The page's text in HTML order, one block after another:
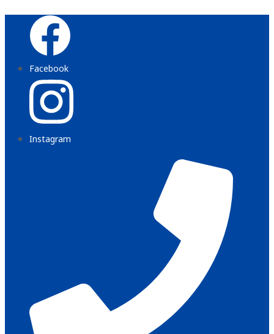
Zum
Inhalt
wechseln
Facebook
Instagram